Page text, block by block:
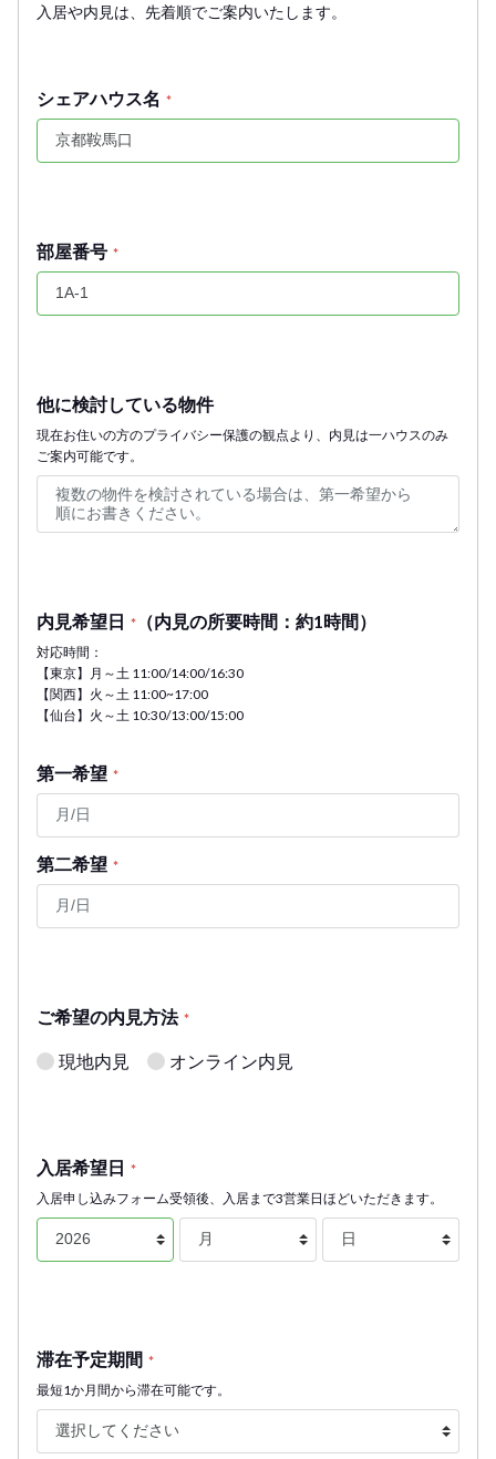
入居や内見は、先着順でご案内いたします。
シェアハウス名 *
部屋番号 *
他に検討している物件
現在お住いの方のプライバシー保護の観点より、内見は一ハウスのみ
ご案内可能です。
内見希望日 * （内見の所要時間：約1時間）
対応時間：
【東京】月～土 11:00/14:00/16:30
【関西】火～土 11:00~17:00
【仙台】火～土 10:30/13:00/15:00
第一希望 *
第二希望 *
ご希望の内見方法 *
現地内見 オンライン内見
入居希望日 *
入居申し込みフォーム受領後、入居まで3営業日ほどいただきます。
滞在予定期間 *
最短1か月間から滞在可能です。